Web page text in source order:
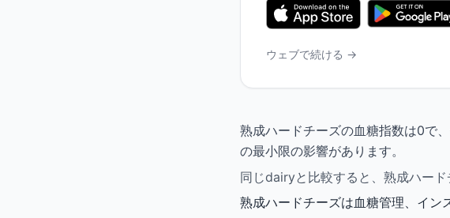
ウェブで続ける →
熟成ハードチーズの血糖指数は0で
の最小限の影響があります。
同じdairyと比較すると、熟成ハード
熟成ハードチーズは血糖管理、イン